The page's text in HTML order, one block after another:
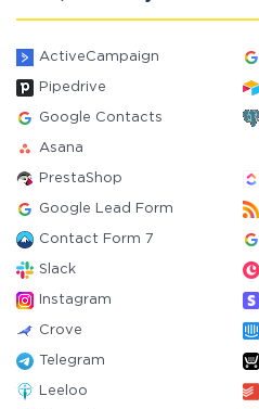
ActiveCampaign
Pipedrive
Google Contacts
Asana
PrestaShop
Google Lead Form
Contact Form 7
Slack
Instagram
Crove
Telegram
Leeloo